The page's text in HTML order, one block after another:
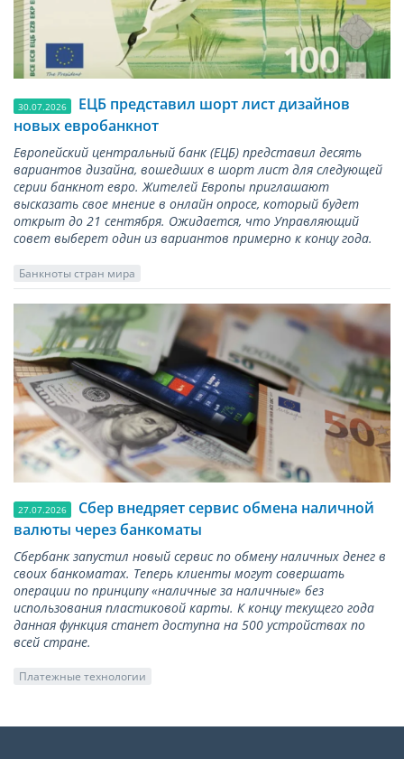
30.07.2026
ЕЦБ представил шорт лист дизайнов
новых евробанкнот
Европейский центральный банк (ЕЦБ) представил десять
вариантов дизайна, вошедших в шорт лист для следующей
серии банкнот евро. Жителей Европы приглашают
высказать свое мнение в онлайн опросе, который будет
открыт до 21 сентября. Ожидается, что Управляющий
совет выберет один из вариантов примерно к концу года.
Банкноты стран мира
27.07.2026
Сбер внедряет сервис обмена наличной
валюты через банкоматы
Сбербанк запустил новый сервис по обмену наличных денег в
своих банкоматах. Теперь клиенты могут совершать
операции по принципу «наличные за наличные» без
использования пластиковой карты. К концу текущего года
данная функция станет доступна на 500 устройствах по
всей стране.
Платежные технологии